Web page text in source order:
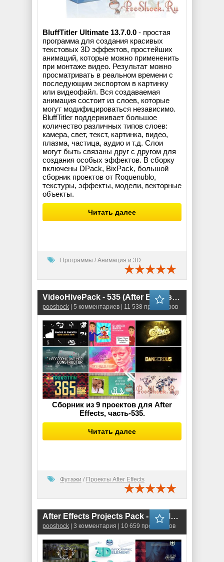
BluffTitler Ultimate 13.7.0.0 - простая
программа для создания красивых
текстовых 3D эффектов, простейших
анимаций, которые можно примененить
при монтаже видео. Результат можно
просматривать в реальном времени с
последующим экспортом в картинку
или видеофайл. Вся создаваемая
анимация состоит из слоев, которые
могут модифицироваться независимо.
BluffTitler поддерживает большое
количество различных типов слоев:
камера, свет, текст, картинка, видео,
плазма, частица, аудио и т.д. Слои
могут быть связаны друг с другом для
создания особых эффектов. В сборку
включены DPack, BixPack, большой
сборник проектов от Roquenublo,
текстуры, эффекты, модели, векторные
объекты.
Читать далее
Программы / Анимация и 3D
VideoHivePack - 535 (After Effects Projects Pack)
pooshock | 5 комментариев | 11 538 просмотров
Сборник из 9 проектов для After
Effects, часть-535.
Читать далее
Футажи / Проекты After Effects
After Effects Projects Pack - 72 (Motion Array)
pooshock | 3 комментария | 10 659 просмотров